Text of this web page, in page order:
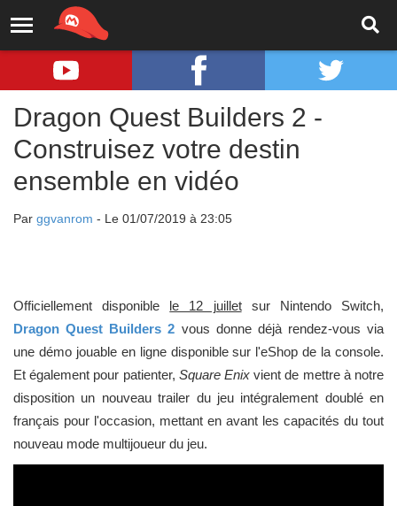
Dragon Quest Builders 2 -
Construisez votre destin
ensemble en vidéo
Par ggvanrom - Le 01/07/2019 à 23:05
Officiellement disponible le 12 juilletsur Nintendo Switch,
Dragon Quest Builders 2 vous donne déjà rendez-vous via
une démo jouable en ligne disponible sur l'eShop de la console.
Et également pour patienter, Square Enix vient de mettre à notre
disposition un nouveau trailer du jeu intégralement doublé en
français pour l'occasion, mettant en avant les capacités du tout
nouveau mode multijoueur du jeu.